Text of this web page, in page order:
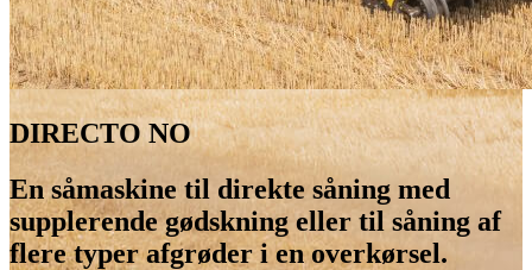
DIRECTO NO
En såmaskine til direkte såning med
supplerende gødskning eller til såning af
flere typer afgrøder i en overkørsel.